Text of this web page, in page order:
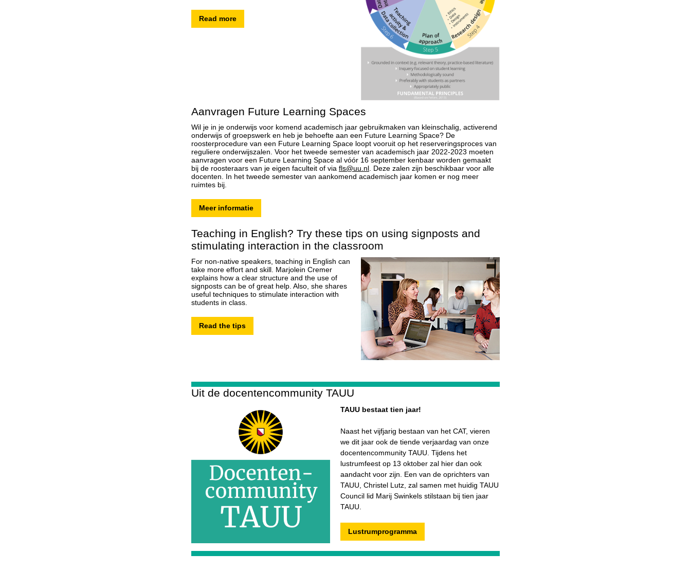
Read more
Aanvragen Future Learning Spaces
Wil je in je onderwijs voor komend academisch jaar gebruikmaken van kleinschalig, activerend
onderwijs of groepswerk en heb je behoefte aan een Future Learning Space? De
roosterprocedure van een Future Learning Space loopt vooruit op het reserveringsproces van
reguliere onderwijszalen. Voor het tweede semester van academisch jaar 2022-2023 moeten
aanvragen voor een Future Learning Space al vóór 16 september kenbaar worden gemaakt
bij de roosteraars van je eigen faculteit of via fls@uu.nl . Deze zalen zijn beschikbaar voor alle
docenten. In het tweede semester van aankomend academisch jaar komen er nog meer
ruimtes bij.
Meer informatie
Teaching in English? Try these tips on using signposts and
stimulating interaction in the classroom
For non-native speakers, teaching in English can
take more effort and skill. Marjolein Cremer
explains how a clear structure and the use of
signposts can be of great help. Also, she shares
useful techniques to stimulate interaction with
students in class.
Read the tips
Uit de docentencommunity TAUU
TAUU bestaat tien jaar!
Naast het vijfjarig bestaan van het CAT, vieren
we dit jaar ook de tiende verjaardag van onze
docentencommunity TAUU. Tijdens het
lustrumfeest op 13 oktober zal hier dan ook
aandacht voor zijn. Een van de oprichters van
TAUU, Christel Lutz, zal samen met huidig TAUU
Council lid Marij Swinkels stilstaan bij tien jaar
TAUU.
Lustrumprogramma